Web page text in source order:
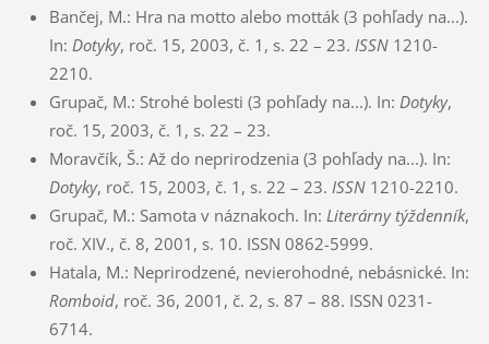
Bančej, M.: Hra na motto alebo mották (3 pohľady na...).
In: Dotyky, roč. 15, 2003, č. 1, s. 22 – 23. ISSN1210-
2210.
Grupač, M.: Strohé bolesti (3 pohľady na...). In: Dotyky,
roč. 15, 2003, č. 1, s. 22 – 23.
Moravčík, Š.: Až do neprirodzenia (3 pohľady na...). In:
Dotyky, roč. 15, 2003, č. 1, s. 22 – 23. ISSN1210-2210.
Grupač, M.: Samota v náznakoch. In: Literárny týždenník,
roč. XIV., č. 8, 2001, s. 10. ISSN 0862-5999.
Hatala, M.: Neprirodzené, nevierohodné, nebásnické. In:
Romboid, roč. 36, 2001, č. 2, s. 87 – 88. ISSN 0231-
6714.